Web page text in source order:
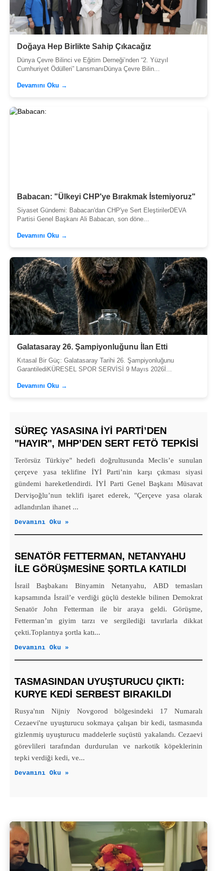
Doğaya Hep Birlikte Sahip Çıkacağız
Dünya Çevre Bilinci ve Eğitim Derneği’nden “2. Yüzyıl
Cumhuriyet Ödülleri” LansmanıDünya Çevre Bilin...
Devamını Oku →
Babacan: "Ülkeyi CHP'ye Bırakmak İstemiyoruz"
Siyaset Gündemi: Babacan'dan CHP'ye Sert EleştirilerDEVA
Partisi Genel Başkanı Ali Babacan, son döne...
Devamını Oku →
Galatasaray 26. Şampiyonluğunu İlan Etti
Kıtasal Bir Güç: Galatasaray Tarihi 26. Şampiyonluğunu
GarantilediKÜRESEL SPOR SERVİSİ 9 Mayıs 2026İ...
Devamını Oku →
SÜREÇ YASASINA İYİ PARTI’DEN
"HAYIR", MHP’DEN SERT FETÖ TEPKISI
Terörsüz Türkiye" hedefi doğrultusunda Meclis’e sunulan
çerçeve yasa teklifine İYİ Parti’nin karşı çıkması siyasi
gündemi hareketlendirdi. İYİ Parti Genel Başkanı Müsavat
Dervişoğlu’nun teklifi işaret ederek, "Çerçeve yasa olarak
adlandırılan ihanet ...
Devamını Oku »
SENATÖR FETTERMAN, NETANYAHU
ILE GÖRÜŞMESINE ŞORTLA KATILDI
İsrail Başbakanı Binyamin Netanyahu, ABD temasları
kapsamında İsrail’e verdiği güçlü destekle bilinen Demokrat
Senatör John Fetterman ile bir araya geldi. Görüşme,
Fetterman’ın giyim tarzı ve sergilediği tavırlarla dikkat
çekti.Toplantıya şortla katı...
Devamını Oku »
TASMASINDAN UYUŞTURUCU ÇIKTI:
KURYE KEDI SERBEST BIRAKILDI
Rusya'nın Nijniy Novgorod bölgesindeki 17 Numaralı
Cezaevi'ne uyuşturucu sokmaya çalışan bir kedi, tasmasında
gizlenmiş uyuşturucu maddelerle suçüstü yakalandı. Cezaevi
görevlileri tarafından durdurulan ve narkotik köpeklerinin
tepki verdiği kedi, ve...
Devamını Oku »